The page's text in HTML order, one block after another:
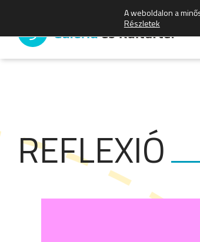
REFLEXIÓ
A weboldalon a
Részletek